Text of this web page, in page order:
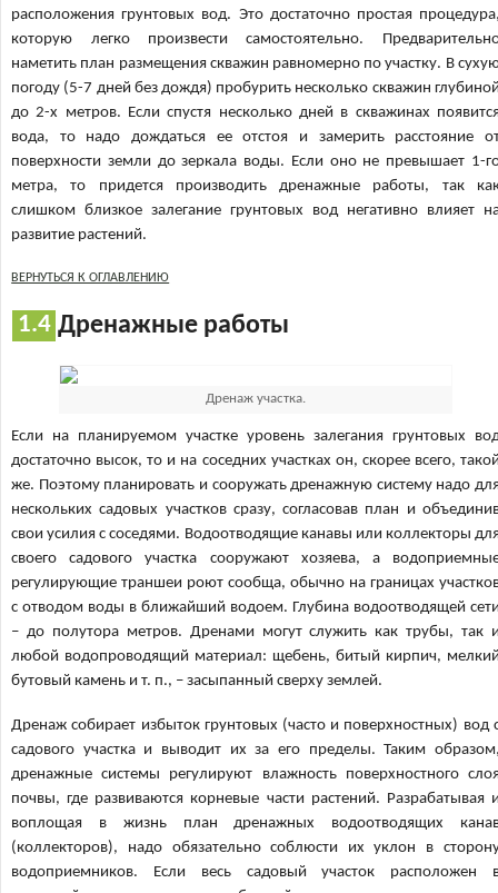
расположения грунтовых вод. Это достаточно простая
которую легко произвести самостоятельно.
наметить план размещения скважин равномерно по участку. В
погоду (5-7 дней без дождя) пробурить несколько скважин
до 2-х метров. Если спустя несколько дней в скважинах
вода, то надо дождаться ее отстоя и замерить расстояние
поверхности земли до зеркала воды. Если оно не превышает 1-
метра, то придется производить дренажные работы, так
слишком близкое залегание грунтовых вод негативно влияет
развитие растений.
ВЕРНУТЬСЯ К ОГЛАВЛЕНИЮ
Дренажные работы
Дренаж участка.
Если на планируемом участке уровень залегания грунтовых
достаточно высок, то и на соседних участках он, скорее всего,
же. Поэтому планировать и сооружать дренажную систему надо
нескольких садовых участков сразу, согласовав план и
свои усилия с соседями. Водоотводящие канавы или коллекторы
своего садового участка сооружают хозяева, а
регулирующие траншеи роют сообща, обычно на границах
с отводом воды в ближайший водоем. Глубина водоотводящей
– до полутора метров. Дренами могут служить как трубы, так
любой водопроводящий материал: щебень, битый кирпич,
бутовый камень и т. п., – засыпанный сверху землей.
Дренаж собирает избыток грунтовых (часто и поверхностных) вод
садового участка и выводит их за его пределы. Таким
дренажные системы регулируют влажность поверхностного
почвы, где развиваются корневые части растений. Разрабатывая
воплощая в жизнь план дренажных водоотводящих
(коллекторов), надо обязательно соблюсти их уклон в
водоприемников. Если весь садовый участок расположен